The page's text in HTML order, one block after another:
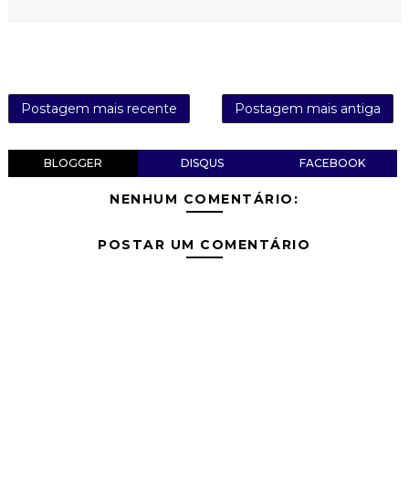
Postagem mais recente Postagem mais antiga
BLOGGER DISQUS FACEBOOK
NENHUM COMENTÁRIO:
POSTAR UM COMENTÁRIO